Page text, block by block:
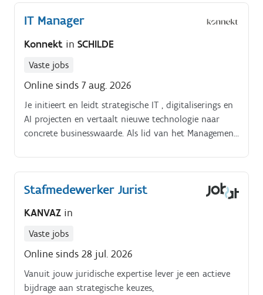
IT Manager
Konnekt in SCHILDE
Vaste jobs
Online sinds 7 aug. 2026
Je initieert en leidt strategische IT , digitaliserings en
AI projecten en vertaalt nieuwe technologie naar
concrete businesswaarde. Als lid van het Management
technologie, investeringen, innovatie en de verdere IT
roadmap.
Stafmedewerker Jurist
KANVAZ in
Vaste jobs
Online sinds 28 jul. 2026
Vanuit jouw juridische expertise lever je een actieve
bijdrage aan strategische keuzes,